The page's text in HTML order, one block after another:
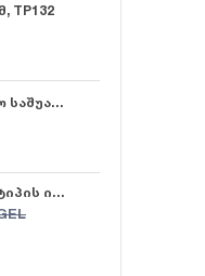
TP132
სადეზინფექციო საშუალება "ნატურალი" 5 ლ
KALYON-ყველა ტიპის იატაკის საწმენდი საშუალება, გაზაფხულის სურნელით 1000მლ (12)